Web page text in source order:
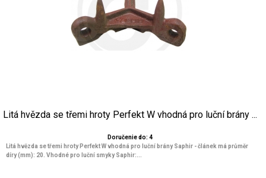
Litá hvězda se třemi hroty Perfekt W vhodná pro luční brány ...
Doručenie do: 4
Litá hvězda se třemi hroty Perfekt W vhodná pro luční brány Saphir - článek má průměr
díry (mm): 20. Vhodné pro luční smyky Saphir:...